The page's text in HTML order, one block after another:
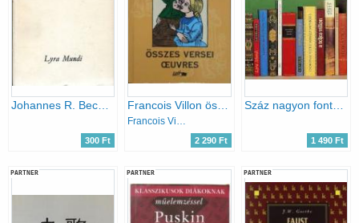
Johannes R. Becher versei (Lyra Mundi)
300 Ft
Francois Villon összes versei - Oeuvres (Kétnyelvű)
Francois Villon
2 290 Ft
Száz nagyon fontos vers (Versek és versmagyarázatok)
1 490 Ft
PARTNER PARTNER PARTNER